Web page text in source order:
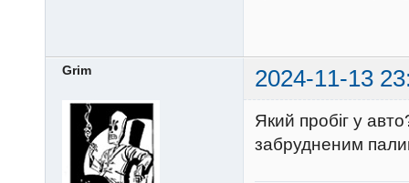
Grim 2024-11-13
Який пробіг у
забрудненим